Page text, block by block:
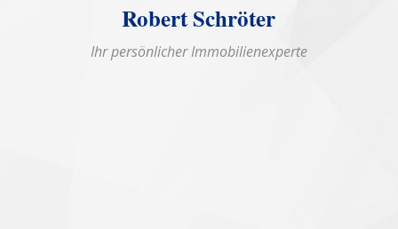
Robert Schröter
Ihr persönlicher Immobilienexperte